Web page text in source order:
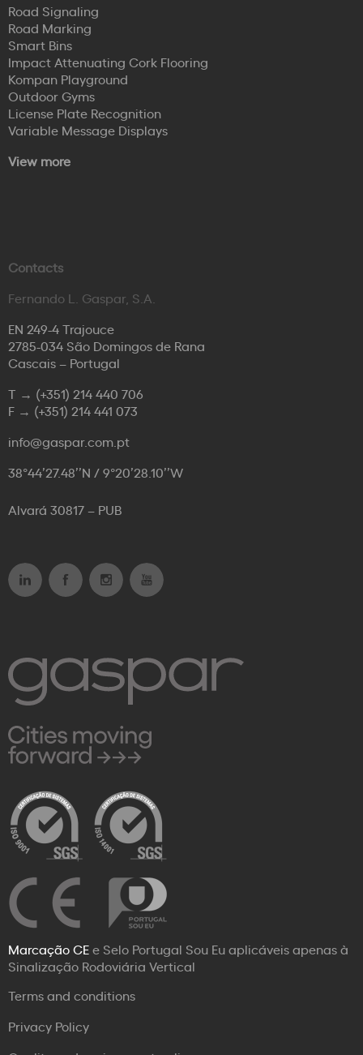
Road Signaling
Road Marking
Smart Bins
Impact Attenuating Cork Flooring
Kompan Playground
Outdoor Gyms
License Plate Recognition
Variable Message Displays
View more
Contacts
Fernando L. Gaspar, S.A.
EN 249-4 Trajouce
2785-034 São Domingos de Rana
Cascais – Portugal
T → (+351) 214 440 706
F → (+351) 214 441 073
info@gaspar.com.pt
38°44’27.48’’N / 9°20’28.10’’W
Alvará 30817 – PUB
Marcação CEe Selo Portugal Sou Eu aplicáveis apenas à
Sinalização Rodoviária Vertical
Terms and conditions
Privacy Policy